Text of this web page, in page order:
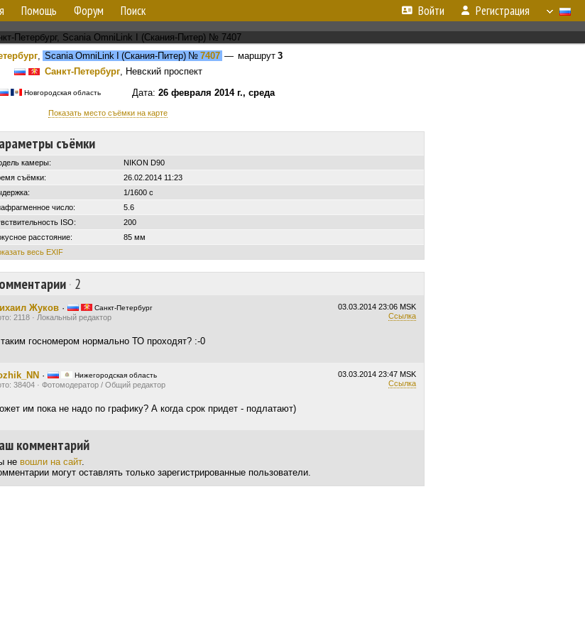
Помощь Форум Поиск Войти Регистрация
, Scania OmniLink I (Скания-Питер) № 7407 — маршрут 3
Санкт-Петербург, Невский проспект
Новгородская область Дата: 26 февраля 2014 г., среда
Показать место съёмки на карте
съёмки
камеры:
NIKON D90
съёмки:
26.02.2014 11:23
1/1600 с
число:
5.6
ISO:
200
расстояние:
85 мм
весь EXIF
· 2
03.03.2014 23:06 MSK
Ссылка
Жуков · Санкт-Петербург
2118 · Локальный редактор
госномером нормально ТО проходят? :-0
03.03.2014 23:47 MSK
Ссылка
· Нижегородская область
38404 · Фотомодератор / Общий редактор
им пока не надо по графику? А когда срок придет - подлатают)
комментарий
не вошли на сайт.
могут оставлять только зарегистрированные пользователи.